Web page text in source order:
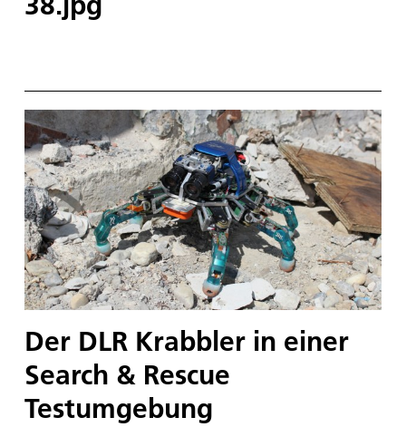
Der DLR Krabbler in einer
Search & Rescue
Testumgebung